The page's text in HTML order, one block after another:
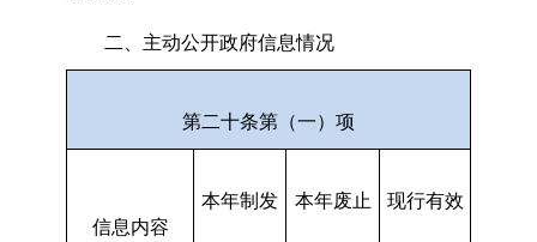
二、主动公开政府信息情况
第二十条第（一）项
信息内容
本年制发 本年废止 现行有效